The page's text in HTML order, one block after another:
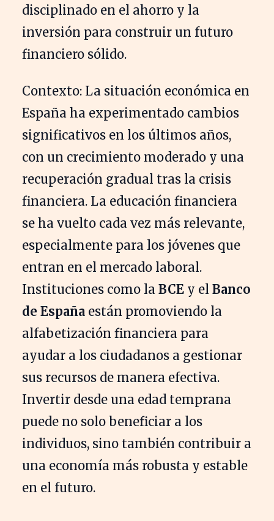
disciplinado en el ahorro y la
inversión para construir un futuro
financiero sólido.
Contexto: La situación económica en
España ha experimentado cambios
significativos en los últimos años,
con un crecimiento moderado y una
recuperación gradual tras la crisis
financiera. La educación financiera
se ha vuelto cada vez más relevante,
especialmente para los jóvenes que
entran en el mercado laboral.
Instituciones como la BCE y el Banco
de España están promoviendo la
alfabetización financiera para
ayudar a los ciudadanos a gestionar
sus recursos de manera efectiva.
Invertir desde una edad temprana
puede no solo beneficiar a los
individuos, sino también contribuir a
una economía más robusta y estable
en el futuro.